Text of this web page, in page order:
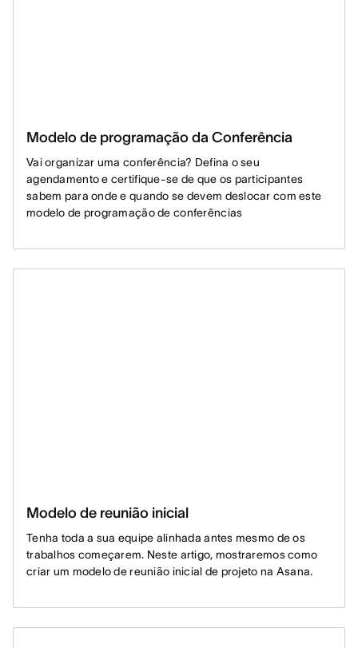
Modelo de programação da Conferência
Vai organizar uma conferência? Defina o seu
agendamento e certifique-se de que os participantes
sabem para onde e quando se devem deslocar com este
modelo de programação de conferências
Modelo de reunião inicial
Tenha toda a sua equipe alinhada antes mesmo de os
trabalhos começarem. Neste artigo, mostraremos como
criar um modelo de reunião inicial de projeto na Asana.